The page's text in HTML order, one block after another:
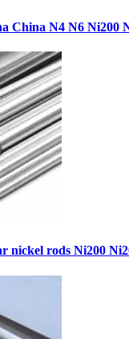
China N4 N6 Ni200
nickel rods Ni200